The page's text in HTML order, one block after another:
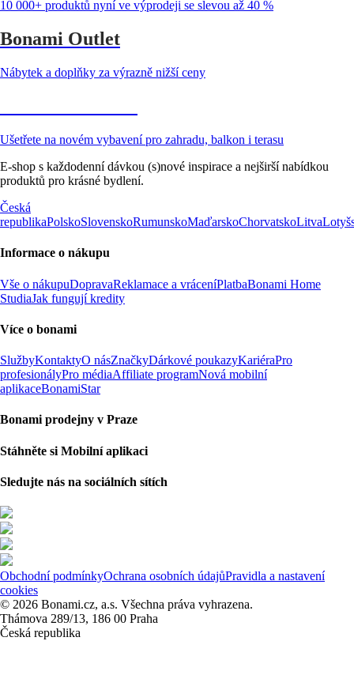
10 000+ produktů nyní ve výprodeji se slevou až 40 %
Bonami Outlet
Nábytek a doplňky za výrazně nižší ceny
Ušetřete na novém vybavení pro zahradu, balkon i terasu
E-shop s každodenní dávkou (s)nové inspirace a nejširší nabídkou
produktů pro krásné bydlení.
Česká
republikaPolskoSlovenskoRumunskoMaďarskoChorvatskoLitva
Informace o nákupu
Vše o nákupuDopravaReklamace a vráceníPlatbaBonami Home
StudiaJak fungují kredity
Více o bonami
SlužbyKontaktyO násZnačkyDárkové poukazyKariéraPro
profesionályPro médiaAffiliate programNová mobilní
aplikaceBonamiStar
Bonami prodejny v Praze
Stáhněte si Mobilní aplikaci
Sledujte nás na sociálních sítích
Obchodní podmínkyOchrana osobních údajůPravidla a nastavení
cookies
© 2026 Bonami.cz, a.s. Všechna práva vyhrazena.
Thámova 289/13, 186 00 Praha
Česká republika